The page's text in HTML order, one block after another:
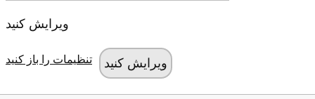
ویرایش کنید
تنظیمات را باز کنید